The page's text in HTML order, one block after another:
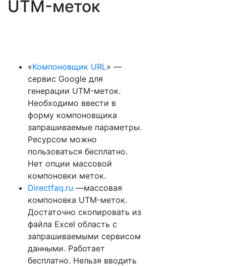
UTM-меток
«Компоновщик URL» —
сервис Google для
генерации UTM-меток.
Необходимо ввести в
форму компоновщика
запрашиваемые параметры.
Ресурсом можно
пользоваться бесплатно.
Нет опции массовой
компоновки меток.
Directfaq.ru —массовая
компоновка UTM-меток.
Достаточно скопировать из
файла Excel область с
запрашиваемыми сервисом
данными. Работает
бесплатно. Нельзя вводить